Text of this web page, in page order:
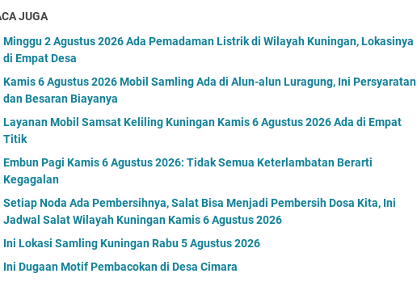
JUGA
Minggu 2 Agustus 2026 Ada Pemadaman Listrik di Wilayah Kuningan, Lokasinya
di Empat Desa
Kamis 6 Agustus 2026 Mobil Samling Ada di Alun-alun Luragung, Ini Persyaratan
dan Besaran Biayanya
Layanan Mobil Samsat Keliling Kuningan Kamis 6 Agustus 2026 Ada di Empat
Titik
Embun Pagi Kamis 6 Agustus 2026: Tidak Semua Keterlambatan Berarti
Kegagalan
Setiap Noda Ada Pembersihnya, Salat Bisa Menjadi Pembersih Dosa Kita, Ini
Jadwal Salat Wilayah Kuningan Kamis 6 Agustus 2026
Ini Lokasi Samling Kuningan Rabu 5 Agustus 2026
Ini Dugaan Motif Pembacokan di Desa Cimara